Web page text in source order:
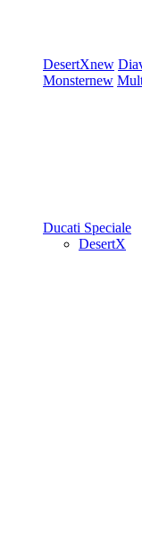
DesertXnew
Monsternew
Ducati Speciale
DesertX